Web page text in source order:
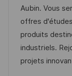
d
e
r
V
e
g
o
r
i
e
Aubin. Vous
offres
produits
industriels.
projets